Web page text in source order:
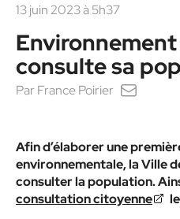
13 juin 2023 à 5h37
consulte sa
Par France Poirier
Afin d’élaborer une
environnementale, la Ville
consulter la population.
consultation citoyenne